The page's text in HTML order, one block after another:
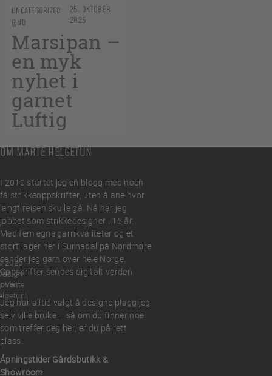
UNCATEGORIZED
@NO
25. OKTOBER
2025
Marsipan –
en myk
nyhet i
garnet
Luftig
OM MARTE HELGETUN
I 2010 startet jeg en blogg med noen
få strikkeoppskrifter, uten å ane hvor
langt reisen skulle gå. Nå har jeg
jobbet som strikkedesigner i 15 år.
Med fem egne garnkvaliteter og et
stort lager her i Surnadal på Nordmøre
sender jeg garn over hele Norge.
Oppskrifter sendes digitalt verden
over.
Jeg har alltid valgt å designe plagg jeg
selv ville bruke – så om du finner noe
som treffer deg her, er du på rett
plass.
Åpningstider Gårdsbutikk &
Showroom
2026
Marte